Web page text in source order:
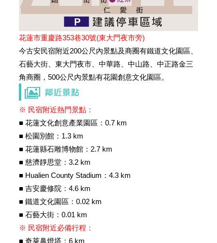
回覆：已回應，請見mail
2025/09/16 10:10:02
回覆：
訪客： 郭
主題：住宿
內容：8／16_8／17住宿2天，5人房，可有房型
及價位參考，謝謝
回覆：
訪客：
主題：
花蓮市重慶路353巷30號(東大門夜市旁)
今古安民宿附近200公尺內景點及商圈有鐵道文化園區、
石藝大街、東大門夜市、中華路、中山路、中正路金三
角商圈，500公尺內景點有花園創意文化園區。
※ 民宿附近熱門景點：
■ 花蓮文化創意產業園區：0.7 km
■ 松園別館：1.3 km
■ 花蓮縣石雕博物館：2.7 km
■ 慈濟靜思堂：3.2 km
■ Hualien County Stadium：4.3 km
■ 吉安慶修院：4.6 km
■ 鐵道文化園區：0.02 km
■ 石藝大街：0.01 km
※ 民宿附近必備行程：
■ 奇萊鼻燈塔：6 km